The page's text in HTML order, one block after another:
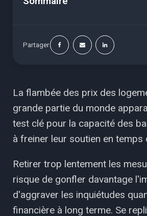
Partager
La flambée des prix des
grande partie du monde
test clé pour la capacité des
à freiner leur soutien en temps
Retirer trop lentement les
risque de gonfler davantage
d'aggraver les inquiétudes
financière à long terme. Se